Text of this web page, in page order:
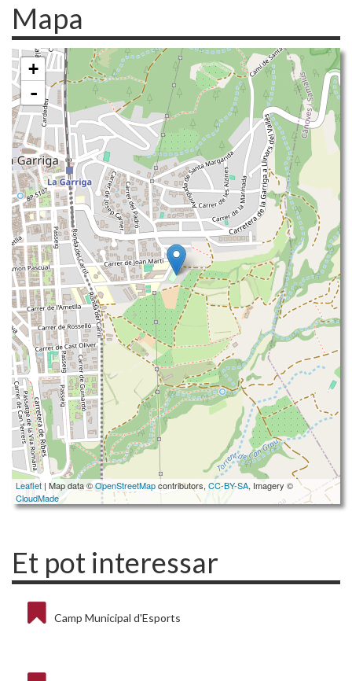
Mapa
+
-
Leaflet| Map data ©OpenStreetMapcontributors, CC-BY-SA, Imagery ©
CloudMade
Et pot interessar
Camp Municipal d'Esports